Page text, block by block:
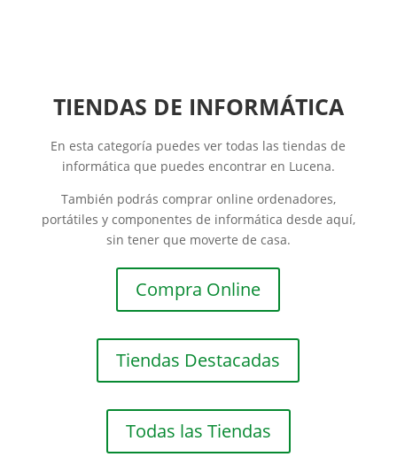
TIENDAS DE INFORMÁTICA
En esta categoría puedes ver todas las tiendas de
informática que puedes encontrar en Lucena.
También podrás comprar online ordenadores,
portátiles y componentes de informática desde aquí,
sin tener que moverte de casa.
Compra Online
Tiendas Destacadas
Todas las Tiendas